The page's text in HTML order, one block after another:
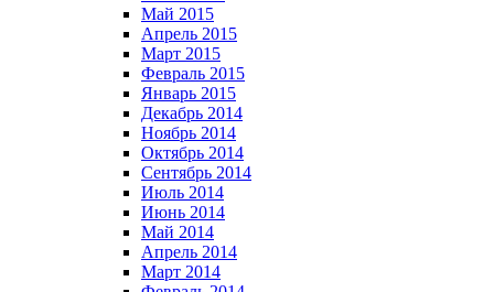
Май 2015
Апрель 2015
Март 2015
Февраль 2015
Январь 2015
Декабрь 2014
Ноябрь 2014
Октябрь 2014
Сентябрь 2014
Июль 2014
Июнь 2014
Май 2014
Апрель 2014
Март 2014